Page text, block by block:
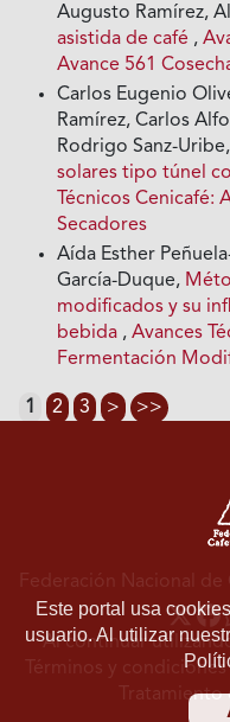
Augusto Ramírez,
asistida de café ,
Avance 561
Carlos Eugenio
Ramírez, Carlos
Rodrigo Sanz-
solares tipo túnel
Técnicos Cenicafé:
Secadores
Aída Esther
García-Duque,
modificados y su
bebida ,Avances
Fermentación
1 2 3 > >>
Este portal usa
usuario. Al utilizar
Federación Nacional de
Al continuar
Términos y